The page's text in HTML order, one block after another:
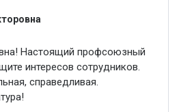
Настоящий профсоюзный
интересов сотрудников.
справедливая.